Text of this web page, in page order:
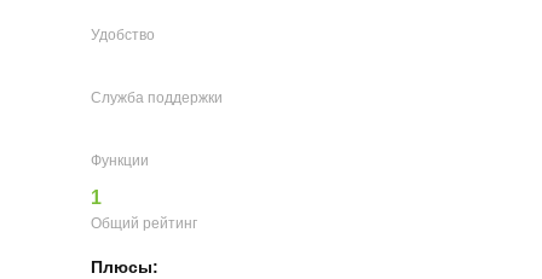
Удобство
Служба поддержки
Функции
1
Общий рейтинг
Плюсы: